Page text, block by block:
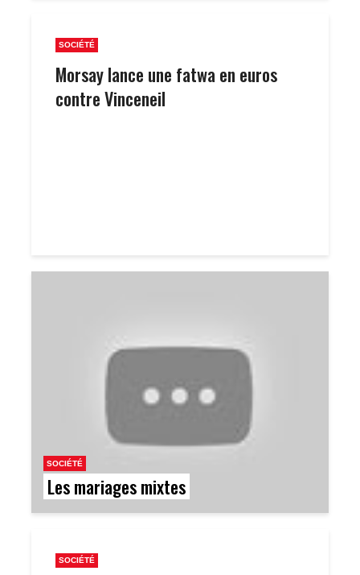
SOCIÉTÉ
Morsay lance une fatwa en euros
contre Vinceneil
SOCIÉTÉ
Les mariages mixtes
SOCIÉTÉ